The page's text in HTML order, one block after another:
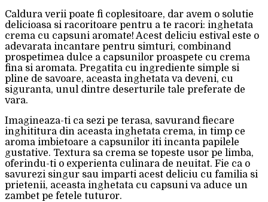
Caldura verii poate fi coplesitoare, dar avem o solutie
delicioasa si racoritoare pentru a te racori: inghetata
crema cu capsuni aromate! Acest deliciu estival este o
adevarata incantare pentru simturi, combinand
prospetimea dulce a capsunilor proaspete cu crema
fina si aromata. Pregatita cu ingrediente simple si
pline de savoare, aceasta inghetata va deveni, cu
siguranta, unul dintre deserturile tale preferate de
vara.
Imagineaza-ti ca sezi pe terasa, savurand fiecare
inghititura din aceasta inghetata crema, in timp ce
aroma imbietoare a capsunilor iti incanta papilele
gustative. Textura sa crema se topeste usor pe limba,
oferindu-ti o experienta culinara de neuitat. Fie ca o
savurezi singur sau imparti acest deliciu cu familia si
prietenii, aceasta inghetata cu capsuni va aduce un
zambet pe fetele tuturor.